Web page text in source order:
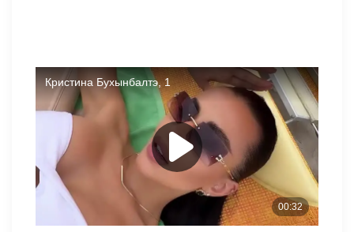
Поклонники шоу ждут возвращения Кристины Бухынбалтэ
на проект, ведь место ведущей на Поляне пока вакантно,
а сама Кристина всегда мечтала управлять участниками
на Лобном. Вы думаете, вернётся ли она на Дом-2?